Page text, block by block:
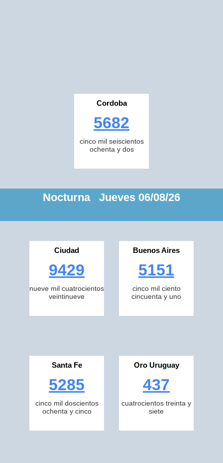
Cordoba
5682
cinco mil seiscientos
ochenta y dos
Nocturna Jueves 06/08/26
Ciudad
9429
nueve mil cuatrocientos
veintinueve
Buenos Aires
5151
cinco mil ciento
cincuenta y uno
Santa Fe
5285
cinco mil doscientos
ochenta y cinco
Oro Uruguay
437
cuatrocientos treinta y
siete